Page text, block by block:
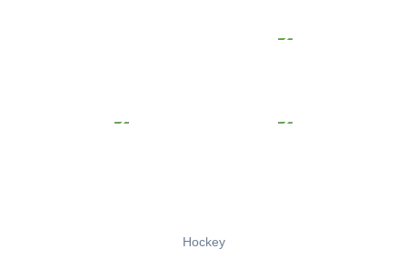
Hockey